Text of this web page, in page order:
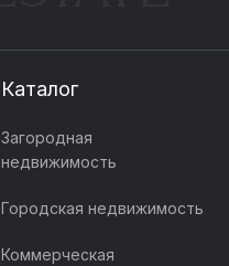
Каталог
Загородная
недвижимость
Городская недвижимость
Коммерческая